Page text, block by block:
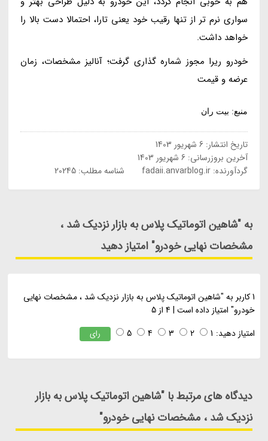
سواری نرم تر از تنها رقیب خود یعنی تارا، احتمالا دست بالا را
خواهد داشت.
خودرو ریرا مجوز شماره گذاری گرفت؛ آنالیز مشخصات، زمان
عرضه و قیمت
منبع: بیت ران
تاریخ انتشار: 6 شهریور 1403
آخرین بروزرسانی: 6 شهریور 1403
گردآورنده:fadaii.anvarblog.ir شناسه مطلب: 20245
به "شاهین اتوماتیک پلاس به بازار نزدیک شد ،
مشخصات نهایی خودرو" امتیاز دهید
1کاربر به "شاهین اتوماتیک پلاس به بازار نزدیک شد ، مشخصات نهایی
خودرو" امتیاز داده است | 4از 5
امتیاز دهید: 1
2
3
4
5 رای
دیدگاه های مرتبط با "شاهین اتوماتیک پلاس به بازار
نزدیک شد ، مشخصات نهایی خودرو"